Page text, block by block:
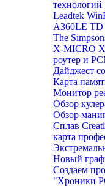
технологий
Leadtek
A360LE TD
The
X-MICRO
роутер и
Дайджест
Карта
Монитор
Обзор
Обзор
Сплав
карта
Новый
Создаем
"Хроники